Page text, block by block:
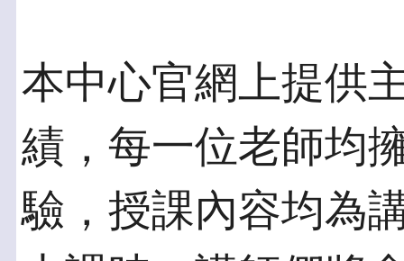
本中心官網上提供
績，每一位老師均
驗，授課內容均為